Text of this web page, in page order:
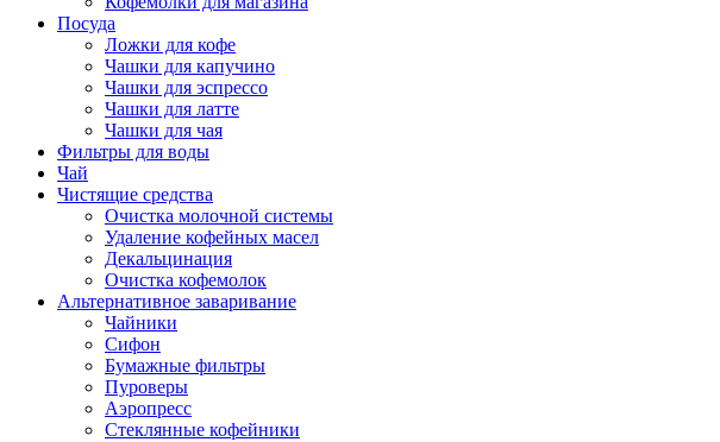
Посуда
Ложки для кофе
Чашки для капучино
Чашки для эспрессо
Чашки для латте
Чашки для чая
Фильтры для воды
Чай
Чистящие средства
Очистка молочной системы
Удаление кофейных масел
Декальцинация
Очистка кофемолок
Альтернативное заваривание
Чайники
Сифон
Бумажные фильтры
Пуроверы
Аэропресс
Стеклянные кофейники